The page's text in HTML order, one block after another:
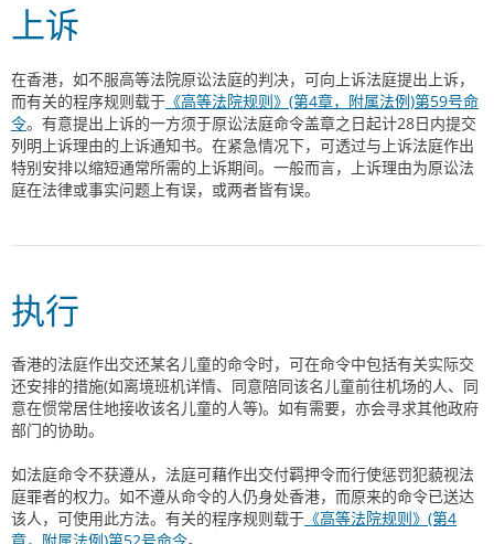
上诉
在香港，如不服高等法院原讼法庭的判决，可向上诉法庭提出上诉，
而有关的程序规则载于 《高等法院规则》(第4章，附属法例)第59号命
令。有意提出上诉的一方须于原讼法庭命令盖章之日起计28日内提交
列明上诉理由的上诉通知书。在紧急情况下，可透过与上诉法庭作出
特别安排以缩短通常所需的上诉期间。一般而言，上诉理由为原讼法
庭在法律或事实问题上有误，或两者皆有误。
执行
香港的法庭作出交还某名儿童的命令时，可在命令中包括有关实际交
还安排的措施(如离境班机详情、同意陪同该名儿童前往机场的人、同
意在惯常居住地接收该名儿童的人等)。如有需要，亦会寻求其他政府
部门的协助。
如法庭命令不获遵从，法庭可藉作出交付羁押令而行使惩罚犯藐视法
庭罪者的权力。如不遵从命令的人仍身处香港，而原来的命令已送达
该人，可使用此方法。有关的程序规则载于 《高等法院规则》(第4